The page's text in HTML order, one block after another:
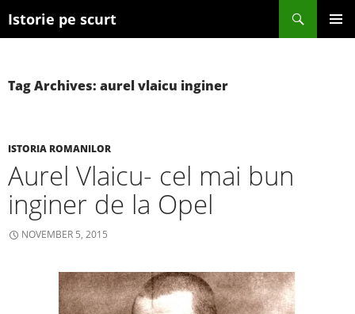
Istorie pe scurt
Search
SKIP TO CONTENT
Tag Archives: aurel vlaicu inginer
ISTORIA ROMANILOR
Aurel Vlaicu- cel mai bun
inginer de la Opel
NOVEMBER 5, 2015